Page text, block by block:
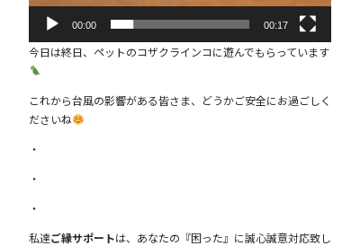
00:00 00:17
今日は終日、ペットのコザクラインコに遊んでもらっています
これから台風の影響がある皆さま、どうかご安全にお過ごしく
ださいね
・
・
・
私達ご縁サポートは、あなたの『困った』に誠心誠意対応致し